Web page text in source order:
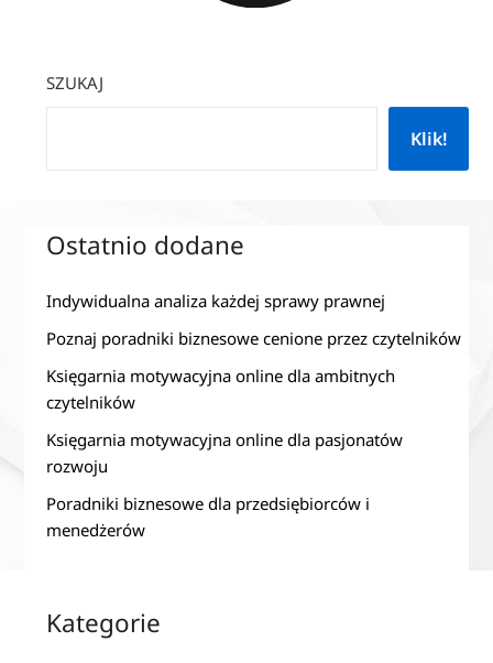
SZUKAJ
Klik!
Ostatnio dodane
Indywidualna analiza każdej sprawy prawnej
Poznaj poradniki biznesowe cenione przez czytelników
Księgarnia motywacyjna online dla ambitnych
czytelników
Księgarnia motywacyjna online dla pasjonatów
rozwoju
Poradniki biznesowe dla przedsiębiorców i
menedżerów
Kategorie